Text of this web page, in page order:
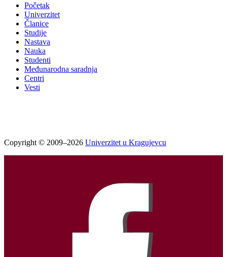
Početak
Univerzitet
Članice
Studije
Nastava
Nauka
Studenti
Međunarodna saradnja
Centri
Vesti
Copyright © 2009–2026 Univerzitet u Kragujevcu